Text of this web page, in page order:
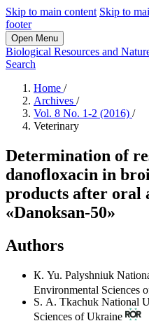
Skip to main content Skip to
footer
Open Menu
Biological Resources and
Search
Home /
Archives /
Vol. 8 No. 1-2 (2016) /
Veterinary
Determination of
danofloxacin in
products after oral
«Danoksan-50»
Authors
К. Yu. Palyshniuk
Environmental Sciences
S. А. Tkachuk National
Sciences of Ukraine